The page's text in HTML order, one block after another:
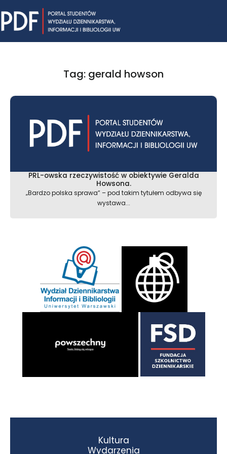
to
content
Tag: gerald howson
PRL-owska rzeczywistość w obiektywie Geralda
Howsona.
„Bardzo polska sprawa” – pod takim tytułem odbywa się
wystawa...
Kultura
Wydarzenia